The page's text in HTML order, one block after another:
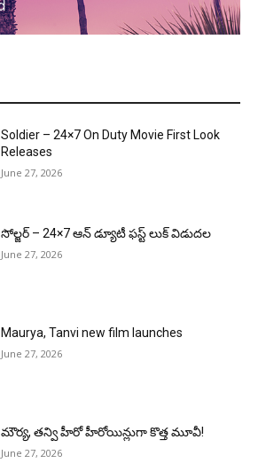
Soldier – 24×7 On Duty Movie First Look
Releases
June 27, 2026
సోల్జర్ – 24×7 ఆన్ డ్యూటీ ఫస్ట్ లుక్ విడుదల
June 27, 2026
Maurya, Tanvi new film launches
June 27, 2026
మౌర్య‌, త‌న్వి హీరో హీరోయిన్లుగా కొత్త మూవీ!
June 27, 2026